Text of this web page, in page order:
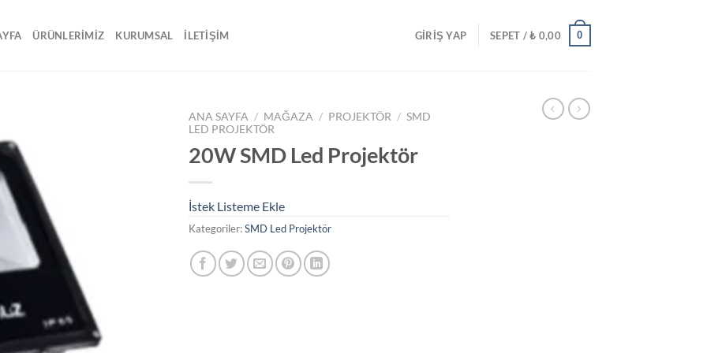
ÜRÜNLERİMİZ KURUMSAL İLETİŞİM GIRIŞ YAP SEPET /₺ 0,00 0
ANA SAYFA / MAĞAZA / PROJEKTÖR / SMD
LED PROJEKTÖR
20W SMD Led Projektör
İstek Listeme Ekle
Kategoriler:SMD Led Projektör